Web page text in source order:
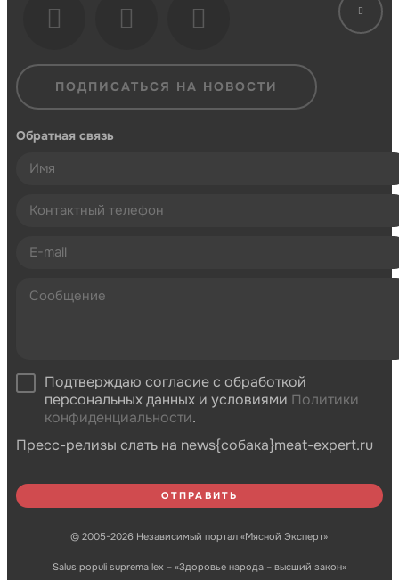
ПОДПИСАТЬСЯ НА НОВОСТИ
Обратная связь
Подтверждаю согласие с обработкой
персональных данных и условиями Политики
конфиденциальности.
Пресс-релизы слать на news{собака}meat-expert.ru
© 2005-2026 Независимый портал «Мясной Эксперт»
Salus populi suprema lex – «Здоровье народа – высший закон»